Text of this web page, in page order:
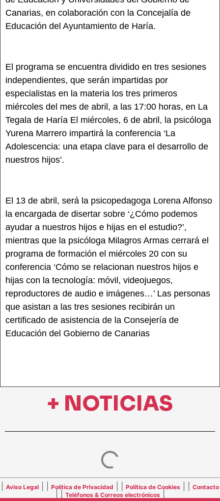
Canarias, en colaboración con la Concejalía de
Educación del Ayuntamiento de Haría.
El programa se encuentra dividido en tres sesiones
independientes, que serán impartidas por
especialistas en la materia los tres primeros
miércoles del mes de abril, a las 17:00 horas, en La
Tegala de Haría El miércoles, 6 de abril, la psicóloga
Yurena Marrero impartirá la conferencia ‘La
Adolescencia: una etapa clave para el desarrollo de
nuestros hijos’.
El 13 de abril, será la psicopedagoga Lorena Alfonso
la encargada de disertar sobre ‘¿Cómo podemos
ayudar a nuestros hijos e hijas en el estudio?’,
mientras que la psicóloga Milagros Armas cerrará el
programa de formación el miércoles 20 con su
conferencia ‘Cómo se relacionan nuestros hijos e
hijas con la tecnología: móvil, videojuegos,
reproductores de audio e imágenes…’ Las personas
que asistan a las tres sesiones recibirán un
certificado de asistencia de la Consejería de
Educación del Gobierno de Canarias
+ NOTICIAS
Aviso Legal Política de Privacidad Política de Cookies Contacto
Teléfonos & Correos electrónicos|